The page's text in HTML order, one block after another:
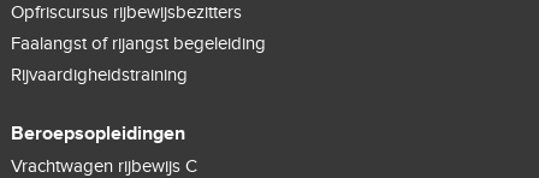
Opfriscursus rijbewijsbezitters
Faalangst of rijangst begeleiding
Rijvaardigheidstraining
Beroepsopleidingen
Vrachtwagen rijbewijs C